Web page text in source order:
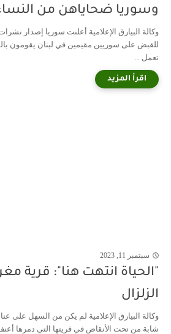
وسوريا ضحاياهن من
وكالة البيارق الإعلامية أعلنت سوريا إصدار
للقبض على سوريين مقيمين في لبنان يقومون
تعمل ...
سبتمبر 11, 2023
"الحياة انتهت هنا": قرية
الزلزال
وكالة البيارق الإعلامية لم يكن من السهل على
شابة من تحت الأنقاض في قريتها التي دمرها